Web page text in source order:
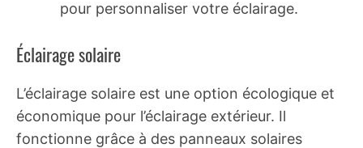
pour personnaliser votre éclairage.
Éclairage solaire
L’éclairage solaire est une option écologique et
économique pour l’éclairage extérieur. Il
fonctionne grâce à des panneaux solaires